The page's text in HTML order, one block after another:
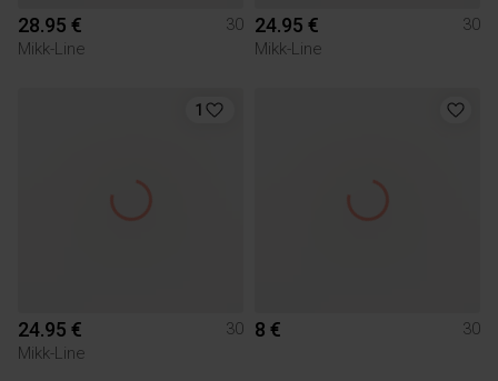
28.95 €
30
Mikk-Line
24.95 €
30
Mikk-Line
1
24.95 €
30
Mikk-Line
8 € 30